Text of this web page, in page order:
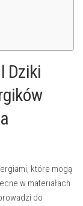
Dziki
które mogą
w materiałach
do